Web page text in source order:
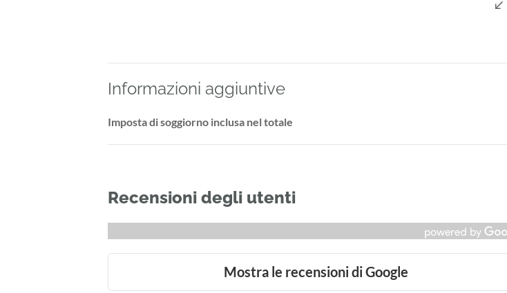
Informazioni aggiuntive
Imposta di soggiorno inclusa nel totale
Recensioni degli utenti
Mostra le recensioni di Google